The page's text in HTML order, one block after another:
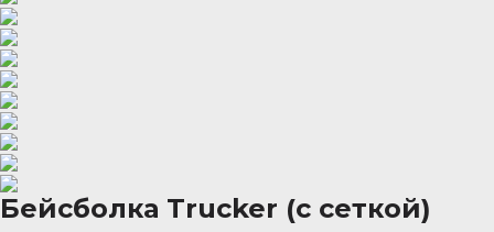
Бейсболка Trucker (с сеткой)